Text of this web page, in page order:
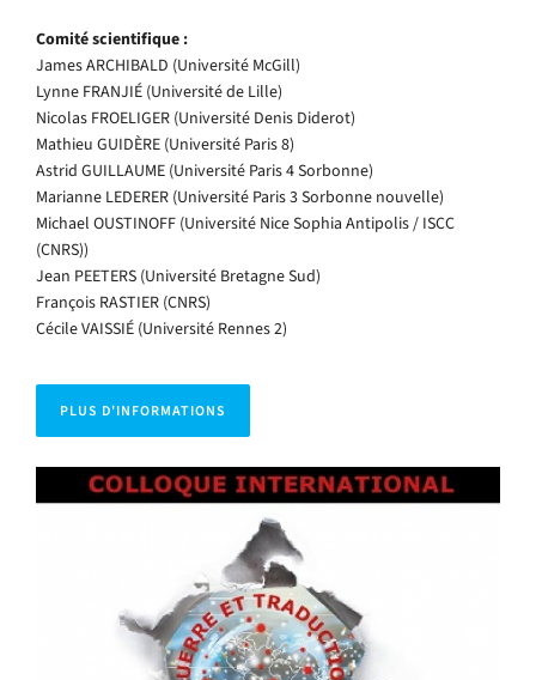
Comité scientifique :
James ARCHIBALD (Université McGill)
Lynne FRANJIÉ (Université de Lille)
Nicolas FROELIGER (Université Denis Diderot)
Mathieu GUIDÈRE (Université Paris 8)
Astrid GUILLAUME (Université Paris 4 Sorbonne)
Marianne LEDERER (Université Paris 3 Sorbonne nouvelle)
Michael OUSTINOFF (Université Nice Sophia Antipolis / ISCC
(CNRS))
Jean PEETERS (Université Bretagne Sud)
François RASTIER (CNRS)
Cécile VAISSIÉ (Université Rennes 2)
PLUS D'INFORMATIONS